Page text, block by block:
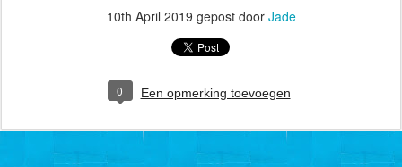
10th April 2019 gepost door Jade
0 Een opmerking toevoegen